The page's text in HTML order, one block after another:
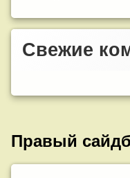
Свежие
Правый